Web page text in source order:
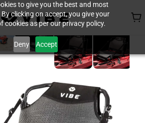
to give you the best and most
clicking on accept, you give your
cookies as per our privacy policy.
Deny Accept